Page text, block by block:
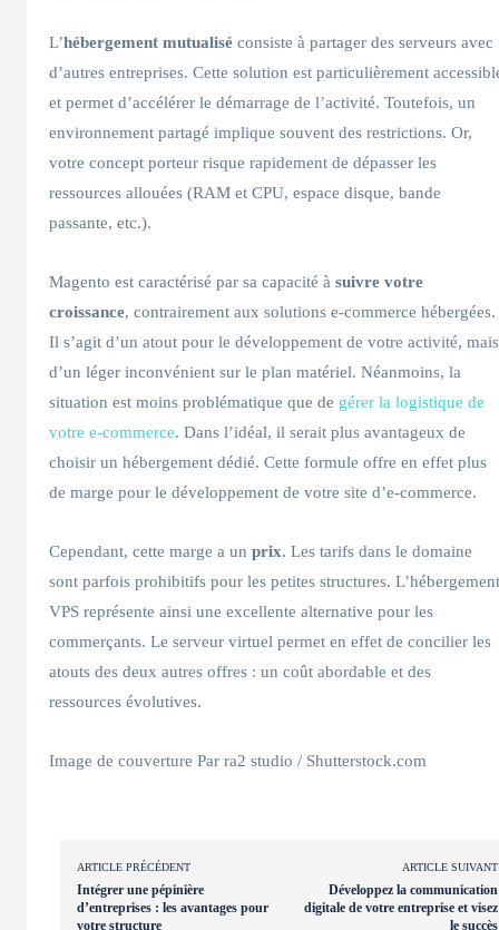
L’hébergement mutualisé consiste à partager des serveurs avec
d’autres entreprises. Cette solution est particulièrement
et permet d’accélérer le démarrage de l’activité. Toutefois, un
environnement partagé implique souvent des restrictions. Or,
votre concept porteur risque rapidement de dépasser les
ressources allouées (RAM et CPU, espace disque, bande
passante, etc.).
Magento est caractérisé par sa capacité à suivre votre
croissance, contrairement aux solutions e-commerce hébergées.
Il s’agit d’un atout pour le développement de votre activité, mais
d’un léger inconvénient sur le plan matériel. Néanmoins, la
situation est moins problématique que de gérer la logistique de
votre e-commerce. Dans l’idéal, il serait plus avantageux de
choisir un hébergement dédié. Cette formule offre en effet plus
de marge pour le développement de votre site d’e-commerce.
Cependant, cette marge a un prix. Les tarifs dans le domaine
sont parfois prohibitifs pour les petites structures. L’hébergement
VPS représente ainsi une excellente alternative pour les
commerçants. Le serveur virtuel permet en effet de concilier les
atouts des deux autres offres : un coût abordable et des
ressources évolutives.
Image de couverture Par ra2 studio / Shutterstock.com
ARTICLE PRÉCÉDENT
Intégrer une pépinière
d’entreprises : les avantages pour
votre structure
ARTICLE SUIVANT
Développez la communication
digitale de votre entreprise et visez
le succès